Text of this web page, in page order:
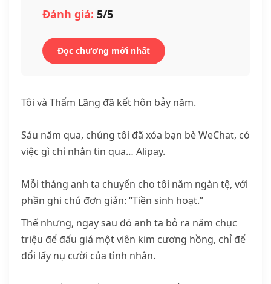
Đánh giá: 5/5
Đọc chương mới nhất
Tôi và Thẩm Lãng đã kết hôn bảy năm.
Sáu năm qua, chúng tôi đã xóa bạn bè WeChat, có
việc gì chỉ nhắn tin qua… Alipay.
Mỗi tháng anh ta chuyển cho tôi năm ngàn tệ, với
phần ghi chú đơn giản: “Tiền sinh hoạt.”
Thế nhưng, ngay sau đó anh ta bỏ ra năm chục
triệu để đấu giá một viên kim cương hồng, chỉ để
đổi lấy nụ cười của tình nhân.